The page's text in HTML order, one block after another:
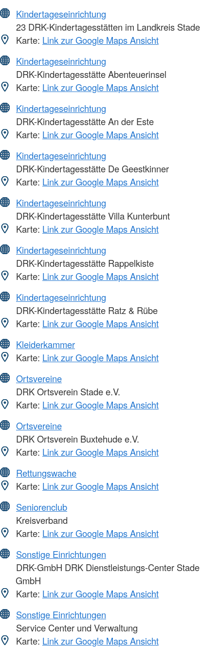
Kindertageseinrichtung
23 DRK-Kindertagesstätten im Landkreis Stade
Karte: Link zur Google Maps Ansicht
Kindertageseinrichtung
DRK-Kindertagesstätte Abenteuerinsel
Karte: Link zur Google Maps Ansicht
Kindertageseinrichtung
DRK-Kindertagesstätte An der Este
Karte: Link zur Google Maps Ansicht
Kindertageseinrichtung
DRK-Kindertagesstätte De Geestkinner
Karte: Link zur Google Maps Ansicht
Kindertageseinrichtung
DRK-Kindertagesstätte Villa Kunterbunt
Karte: Link zur Google Maps Ansicht
Kindertageseinrichtung
DRK-Kindertagesstätte Rappelkiste
Karte: Link zur Google Maps Ansicht
Kindertageseinrichtung
DRK-Kindertagesstätte Ratz & Rübe
Karte: Link zur Google Maps Ansicht
Kleiderkammer
Karte: Link zur Google Maps Ansicht
Ortsvereine
DRK Ortsverein Stade e.V.
Karte: Link zur Google Maps Ansicht
Ortsvereine
DRK Ortsverein Buxtehude e.V.
Karte: Link zur Google Maps Ansicht
Rettungswache
Karte: Link zur Google Maps Ansicht
Seniorenclub
Kreisverband
Karte: Link zur Google Maps Ansicht
Sonstige Einrichtungen
DRK-GmbH DRK Dienstleistungs-Center Stade
GmbH
Karte: Link zur Google Maps Ansicht
Sonstige Einrichtungen
Service Center und Verwaltung
Karte: Link zur Google Maps Ansicht